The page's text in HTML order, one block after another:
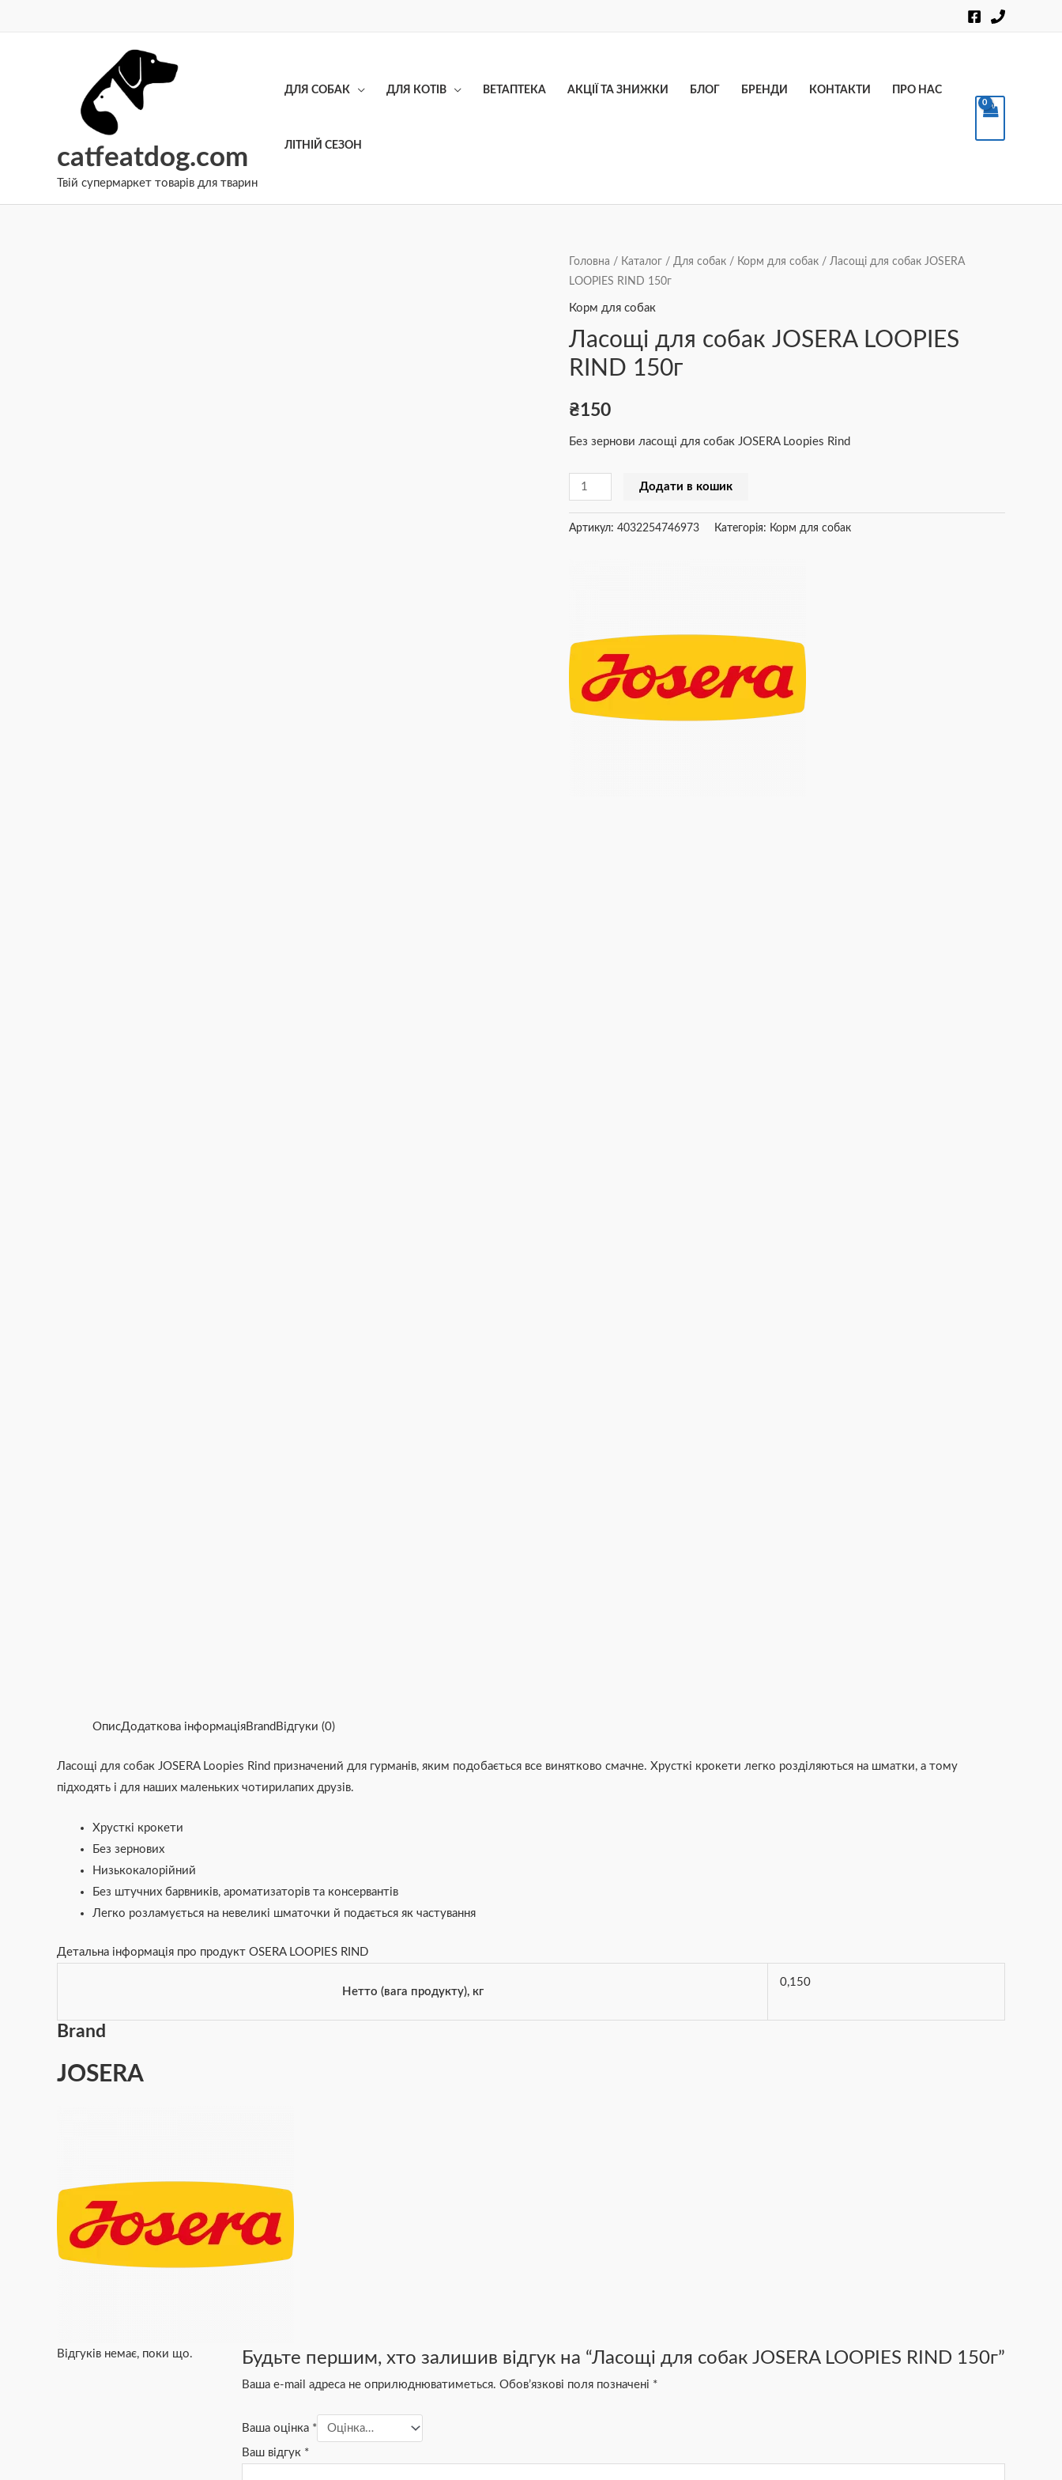
catfeatdog.com
Твій супермаркет товарів для тварин
ДЛЯ СОБАК ДЛЯ КОТІВ ВЕТАПТЕКА АКЦІЇ ТА ЗНИЖКИ БЛОГ БРЕНДИ КОНТАКТИ ПРО НАС
ЛІТНІЙ СЕЗОН
Головна / Каталог / Для собак / Корм для собак / Ласощі для собак JOSERA
LOOPIES RIND 150г
Корм для собак
Ласощі для собак JOSERA LOOPIES
RIND 150г
₴150
Без зернови ласощі для собак JOSERA Loopies Rind
Ласощі
для
собак
LOOPIES
RIND
кількість
Додати в кошик
Артикул: 4032254746973 Категорія: Корм для собак
ОписДодаткова інформаціяBrand Відгуки (0)
Ласощі для собак JOSERA Loopies Rind призначений для гурманів, яким подобається все винятково смачне. Хрусткі крокети легко розділяються на шматки, а тому
підходять і для наших маленьких чотирилапих друзів.
Хрусткі крокети
Без зернових
Низькокалорійний
Без штучних барвників, ароматизаторів та консервантів
Легко розламується на невеликі шматочки й подається як частування
Детальна інформація про продукт OSERA LOOPIES RIND
Нетто (вага продукту), кг
0,150
Brand
JOSERA
Відгуків немає, поки що. Будьте першим, хто залишив відгук на “Ласощі для собак JOSERA LOOPIES RIND 150г”
Ваша e-mail адреса не оприлюднюватиметься. Обов’язкові поля позначені *
Ваша оцінка *
Ваш відгук *